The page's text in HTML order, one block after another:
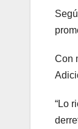
Con
“Lo